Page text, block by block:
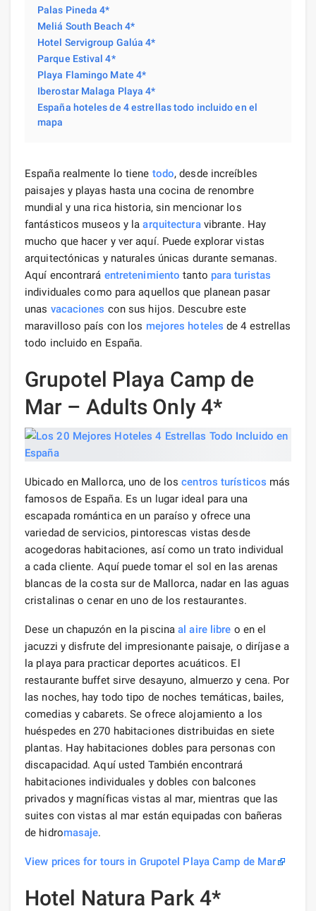
Palas Pineda 4*
Meliá South Beach 4*
Hotel Servigroup Galúa 4*
Parque Estival 4*
Playa Flamingo Mate 4*
Iberostar Malaga Playa 4*
España hoteles de 4 estrellas todo incluido en el
mapa
España realmente lo tiene todo, desde increíbles
paisajes y playas hasta una cocina de renombre
mundial y una rica historia, sin mencionar los
fantásticos museos y laarquitecturavibrante. Hay
mucho que hacer y ver aquí. Puede explorar vistas
arquitectónicas y naturales únicas durante semanas.
Aquí encontrará entretenimiento tanto para turistas
individuales como para aquellos que planean pasar
unas vacaciones con sus hijos. Descubre este
maravilloso país con los mejores hoteles de 4 estrellas
todo incluido en España.
Grupotel Playa Camp de
Mar – Adults Only 4*
Ubicado en Mallorca, uno de loscentros turísticos más
famosos de España. Es un lugar ideal para una
escapada romántica en un paraíso y ofrece una
variedad de servicios, pintorescas vistas desde
acogedoras habitaciones, así como un trato individual
a cada cliente. Aquí puede tomar el sol en las arenas
blancas de la costa sur de Mallorca, nadar en las aguas
cristalinas o cenar en uno de los restaurantes.
Dese un chapuzón en la piscinaal aire libre o en el
jacuzzi y disfrute del impresionante paisaje, o diríjase a
la playa para practicar deportes acuáticos. El
restaurante buffet sirve desayuno, almuerzo y cena. Por
las noches, hay todo tipo de noches temáticas, bailes,
comedias y cabarets. Se ofrece alojamiento a los
huéspedes en 270 habitaciones distribuidas en siete
plantas. Hay habitaciones dobles para personas con
discapacidad. Aquí usted También encontrará
habitaciones individuales y dobles con balcones
privados y magníficas vistas al mar, mientras que las
suites con vistas al mar están equipadas con bañeras
de hidromasaje.
View prices for tours in Grupotel Playa Camp de Mar
Hotel Natura Park 4*